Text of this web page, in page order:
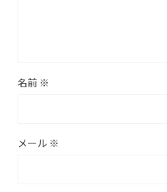
名前 ※
メール ※